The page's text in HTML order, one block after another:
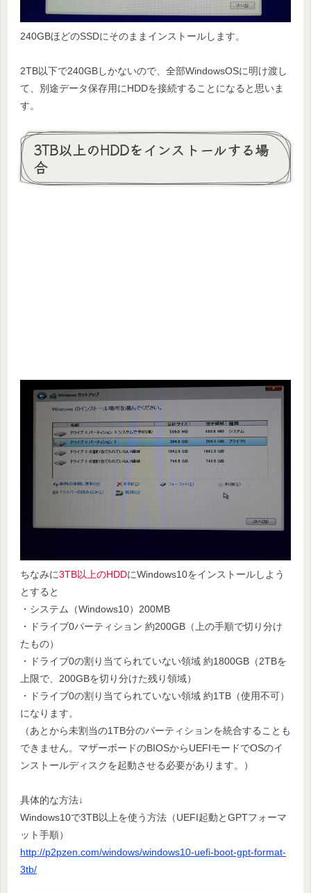
240GBほどのSSDにそのままインストールします。
2TB以下で240GBしかないので、全部WindowsOSに明け渡し
て、別途データ保存用にHDDを接続することになると思いま
す。
3TB以上のHDDをインストールする場
合
ちなみに3TB以上のHDDにWindows10をインストールしよう
とすると
・システム（Windows10）200MB
・ドライブ0パーティション 約200GB（上の手順で切り分け
たもの）
・ドライブ0の割り当てられていない領域 約1800GB（2TBを
上限で、200GBを切り分けた残り領域）
・ドライブ0の割り当てられていない領域 約1TB（使用不可）
になります。
（あとから未割当の1TB分のパーティションを統合することも
できません。マザーボードのBIOSからUEFIモードでOSのイ
ンストールディスクを起動させる必要があります。）
具体的な方法↓
Windows10で3TB以上を使う方法（UEFI起動とGPTフォーマ
ット手順）
http://p2pzen.com/windows/windows10-uefi-boot-gpt-format-
3tb/